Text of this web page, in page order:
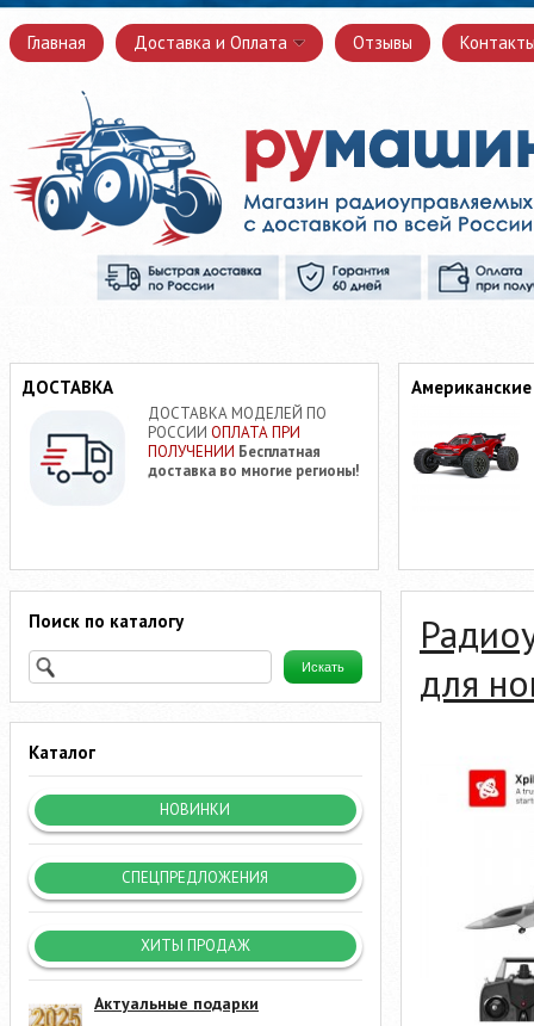
Главная Доставка и Оплата Отзывы
ДОСТАВКА
ДОСТАВКА МОДЕЛЕЙ ПО
РОССИИ ОПЛАТА ПРИ
ПОЛУЧЕНИИ Бесплатная
доставка во многие регионы!
Поиск по каталогу
Каталог
НОВИНКИ
СПЕЦПРЕДЛОЖЕНИЯ
ХИТЫ ПРОДАЖ
Актуальные подарки
для